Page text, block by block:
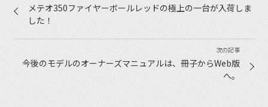
メテオ350ファイヤーボールレッドの極上の一台が入荷しま
した！
今後のモデルのオーナーズマニュアルは、冊子からWeb版
へ。